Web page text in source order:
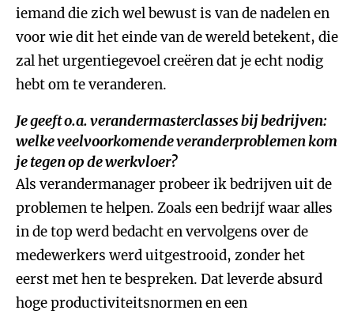
iemand die zich wel bewust is van de nadelen en
voor wie dit het einde van de wereld betekent, die
zal het urgentiegevoel creëren dat je echt nodig
hebt om te veranderen.
Je geeft o.a. verandermasterclasses bij bedrijven:
welke veelvoorkomende veranderproblemen kom
je tegen op de werkvloer?
Als verandermanager probeer ik bedrijven uit de
problemen te helpen. Zoals een bedrijf waar alles
in de top werd bedacht en vervolgens over de
medewerkers werd uitgestrooid, zonder het
eerst met hen te bespreken. Dat leverde absurd
hoge productiviteitsnormen en een